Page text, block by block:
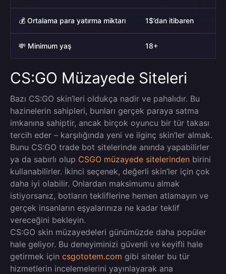
💰 Ortalama para yatırma miktarı 1$’dan itibaren
💸 Minimum yaş 18+
CS:GO Müzayede Siteleri
Bazı CS:GO skin’leri oldukça nadir ve pahalıdır. Bu
hazinelerin sahipleri, bunları gerçek paraya satma
imkanına sahiptir, ancak birçok oyuncu bir tür takası
tercih eder – karşılığında yeni ve ilginç skin’ler almak.
Bunu CS:GO trade bot sitelerinde anında yapabilirler
ya da sabırlı olup CSGO müzayede sitelerinden birini
kullanabilirler. İkinci seçenek, değerli skin’ler için çok
daha iyi olabilir. Onlardan maksimumu almak
istiyorsanız, botların tekliflerine hemen atlamayın ve
gerçek insanların eşyalarınıza ne kadar teklif
vereceğini bekleyin.
CS:GO skin müzayedeleri günümüzde daha popüler
hale geliyor. Bu deneyiminizi güvenli ve keyifli hale
getirmek için csgototem.com gibi siteler bu tür
hizmetlerin incelemelerini yayınlayarak ana